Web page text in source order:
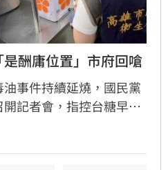
酬庸位置」市府回嗆
事件持續延燒，國民黨
記者會，指控台糖早在
並質疑台糖董事會淪為